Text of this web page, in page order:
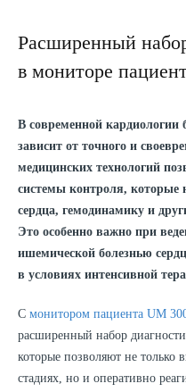
Расширенный
в мониторе
В современной кардиологии
зависит от точного и
медицинских технологий
системы контроля, которые
сердца, гемодинамику и
Это особенно важно при
ишемической болезнью
в условиях интенсивной
С монитором пациента UM
расширенный набор
которые позволяют не только
стадиях, но и оперативно